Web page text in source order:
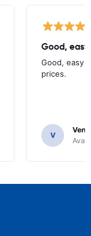
Good,
Good, easy
prices.
V